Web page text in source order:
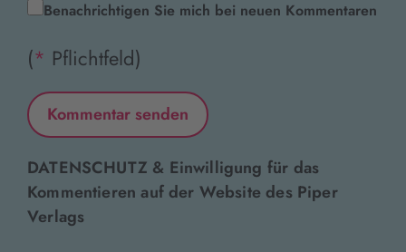
Benachrichtigen Sie mich bei neuen Kommentaren
(* Pflichtfeld)
DATENSCHUTZ & Einwilligung für das
Kommentieren auf der Website des Piper
Verlags